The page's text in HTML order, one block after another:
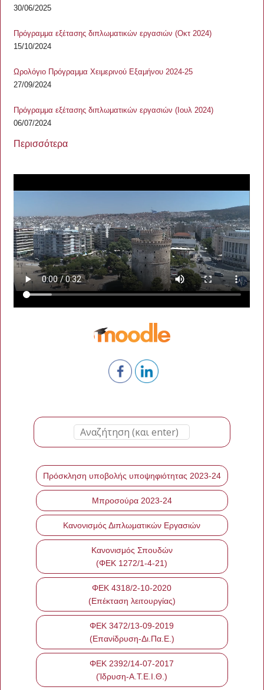
30/06/2025
Πρόγραμμα εξέτασης διπλωματικών εργασιών (Οκτ 2024)
15/10/2024
Ωρολόγιο Πρόγραμμα Χειμερινού Εξαμήνου 2024-25
27/09/2024
Πρόγραμμα εξέτασης διπλωματικών εργασιών (Ιουλ 2024)
06/07/2024
Περισσότερα
Πρόσκληση υποβολής υποψηφιότητας 2023-24
Μπροσούρα 2023-24
Κανονισμός Διπλωματικών Εργασιών
Κανονισμός Σπουδών
(ΦΕΚ 1272/1-4-21)
ΦΕΚ 4318/2-10-2020
(Επέκταση λειτουργίας)
ΦΕΚ 3472/13-09-2019
(Επανίδρυση-Δι.Πα.Ε.)
ΦΕΚ 2392/14-07-2017
(Ίδρυση-Α.Τ.Ε.Ι.Θ.)